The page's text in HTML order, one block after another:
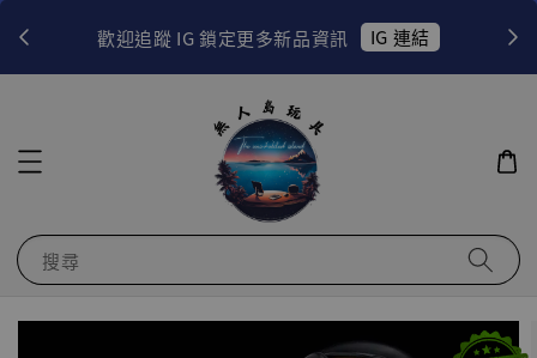
歡迎追蹤 IG 鎖定更多新品資訊 IG 連結
搜尋